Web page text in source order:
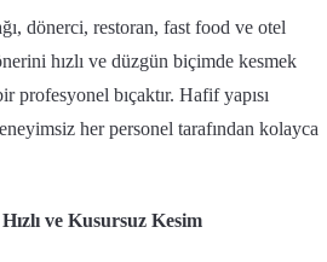
dönerci, restoran, fast food ve otel
hızlı ve düzgün biçimde kesmek
profesyonel bıçaktır. Hafif yapısı
her personel tarafından kolayca
ve Kusursuz Kesim